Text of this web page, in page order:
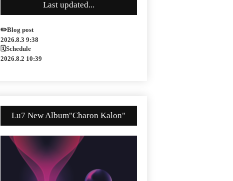
Last updated...
✏️Blog post
2026.8.3 9:38
🗓Schedule
2026.8.2 10:39
Lu7 New Album"Charon Kalon"